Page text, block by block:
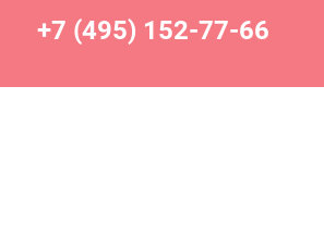
+7 (495) 152-77-66